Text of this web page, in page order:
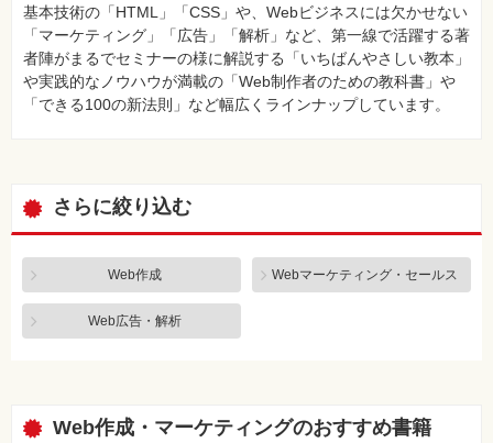
フ
ト
モ
バ
イ
フ
ォ
Web
作
成・
マ
グ
基本技術の「HTML」「CSS」や、Webビジネスには欠かせない
「マーケティング」「広告」「解析」など、第一線で活躍する著
者陣がまるでセミナーの様に解説する「いちばんやさしい教本」
や実践的なノウハウが満載の「Web制作者のための教科書」や
「できる100の新法則」など幅広くラインナップしています。
さらに絞り込む
Web作成 Webマーケティング・セールス
Web広告・解析
Web作成・マーケティングのおすすめ書籍